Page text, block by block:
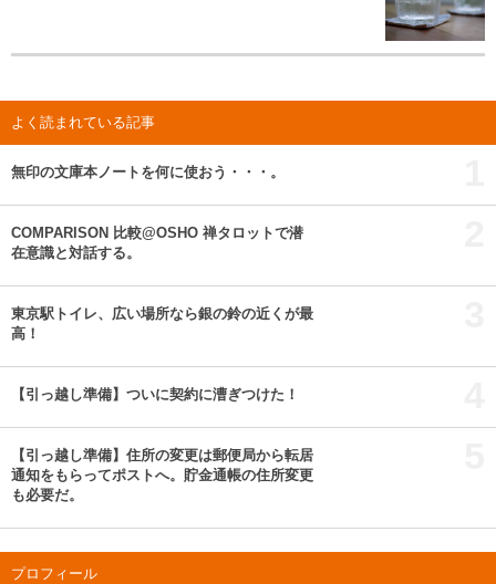
よく読まれている記事
無印の文庫本ノートを何に使おう・・・。
COMPARISON 比較@OSHO 禅タロットで潜
在意識と対話する。
東京駅トイレ、広い場所なら銀の鈴の近くが最
高！
【引っ越し準備】ついに契約に漕ぎつけた！
【引っ越し準備】住所の変更は郵便局から転居
通知をもらってポストへ。貯金通帳の住所変更
も必要だ。
プロフィール